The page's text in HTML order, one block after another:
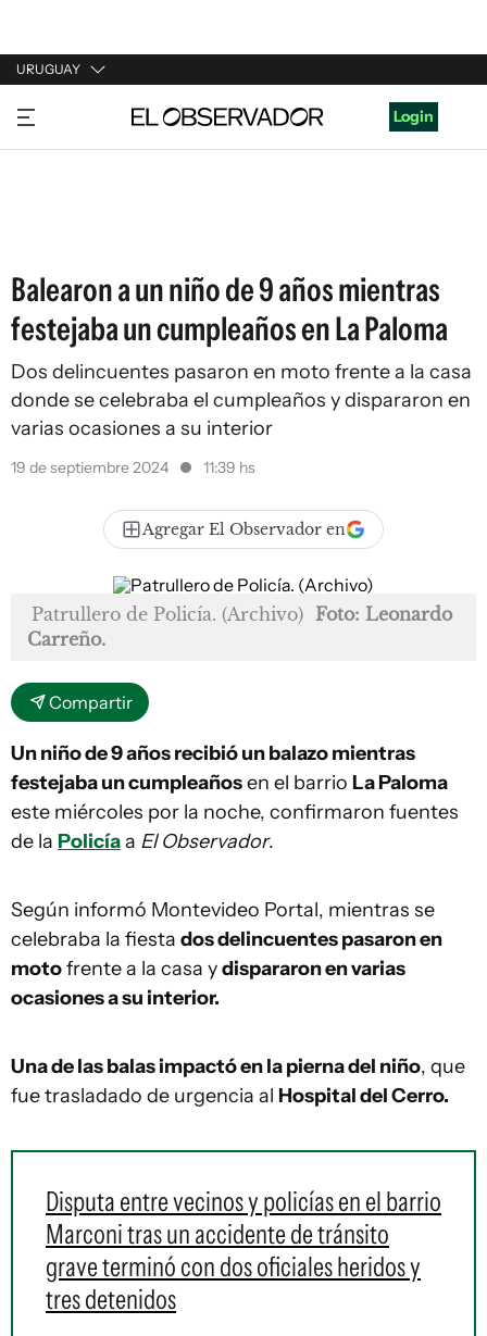
URUGUAY
URUGUAY
ARGENTINA
Login
Balearon a un niño de 9 años mientras
festejaba un cumpleaños en La Paloma
Dos delincuentes pasaron en moto frente a la casa
donde se celebraba el cumpleaños y dispararon en
varias ocasiones a su interior
19 de septiembre 2024 11:39 hs
Agregar El Observador en
Patrullero de Policía. (Archivo) Foto: Leonardo
Carreño.
Compartir
Un niño de 9 años recibió un balazo mientras
festejaba un cumpleañosen el barrio La Paloma
este miércoles por la noche, confirmaron fuentes
de la Policíaa El Observador.
Según informó Montevideo Portal, mientras se
celebraba la fiesta dos delincuentes pasaron en
motofrente a la casa ydispararon en varias
ocasiones a su interior.
Una de las balas impactó en la pierna del niño, que
fue trasladado de urgencia al Hospital del Cerro.
Disputa entre vecinos y policías en el barrio
Marconi tras un accidente de tránsito
grave terminó con dos oficiales heridos y
tres detenidos